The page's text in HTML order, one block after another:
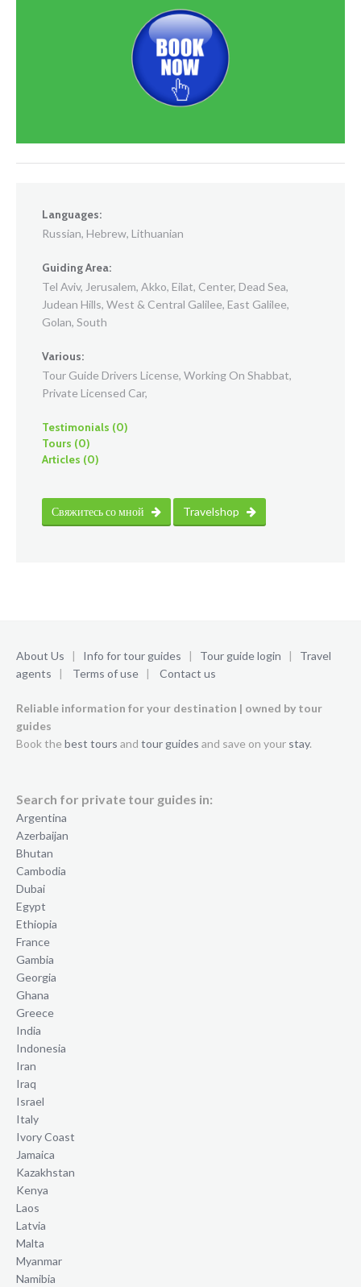
Languages:
Russian, Hebrew, Lithuanian
Guiding Area:
Tel Aviv, Jerusalem, Akko, Eilat, Center, Dead Sea,
Judean Hills, West & Central Galilee, East Galilee,
Golan, South
Various:
Tour Guide Drivers License, Working On Shabbat,
Private Licensed Car,
Testimonials (0)
Tours (0)
Articles (0)
Свяжитесь со мной Travelshop
About Us | Info for tour guides | Tour guide login | Travel
agents | Terms of use | Contact us
Reliable information for your destination | owned by tour
guides
Book the best tours and tour guides and save on your stay.
Search for private tour guides in:
Argentina
Azerbaijan
Bhutan
Cambodia
Dubai
Egypt
Ethiopia
France
Gambia
Georgia
Ghana
Greece
India
Indonesia
Iran
Iraq
Israel
Italy
Ivory Coast
Jamaica
Kazakhstan
Kenya
Laos
Latvia
Malta
Myanmar
Namibia